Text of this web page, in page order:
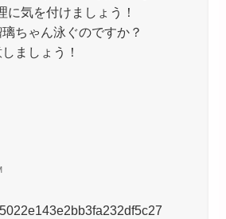
に気を付けましょう！
ちゃん泳ぐのですか？
ましょう！